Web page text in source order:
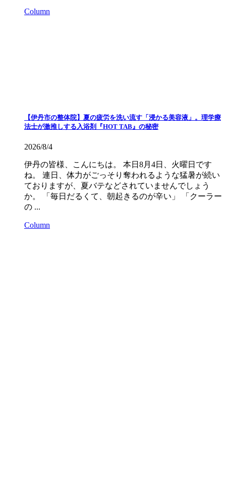
Column
【伊丹市の整体院】夏の疲労を洗い流す「浸かる美容液」。理学療
法士が激推しする入浴剤『HOT TAB』の秘密
2026/8/4
伊丹の皆様、こんにちは。 本日8月4日、火曜日です
ね。 連日、体力がごっそり奪われるような猛暑が続い
ておりますが、夏バテなどされていませんでしょう
か。 「毎日だるくて、朝起きるのが辛い」 「クーラー
の ...
Column